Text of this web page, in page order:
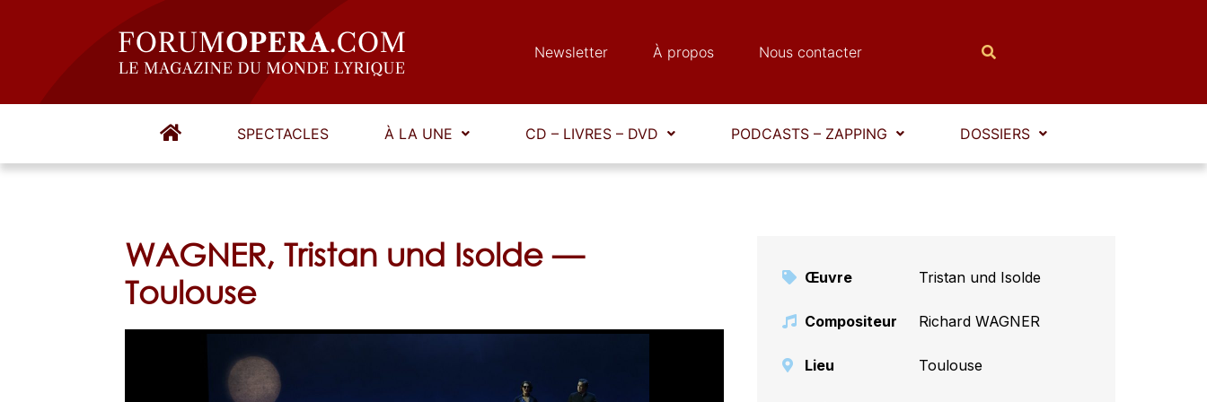
Newsletter À propos Nous contacter
SPECTACLES À LA UNE CD – LIVRES – DVD PODCASTS – ZAPPING DOSSIERS
WAGNER, Tristan und Isolde —
Toulouse
Œuvre Tristan und Isolde
Compositeur Richard WAGNER
Lieu Toulouse